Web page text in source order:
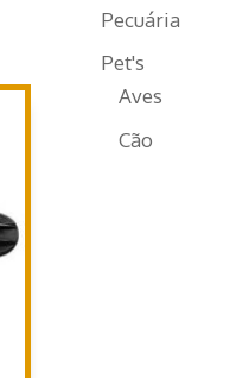
Pecuária
Pet's
Aves
Cão